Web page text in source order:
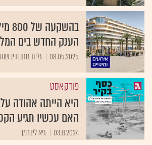
הענק החדש בים
08.05.2025 גלית חתן ודין
פודקאסט
היא הייתה אהודה
האם עכשיו תגיע
03.11.2024 גיא ליברמן